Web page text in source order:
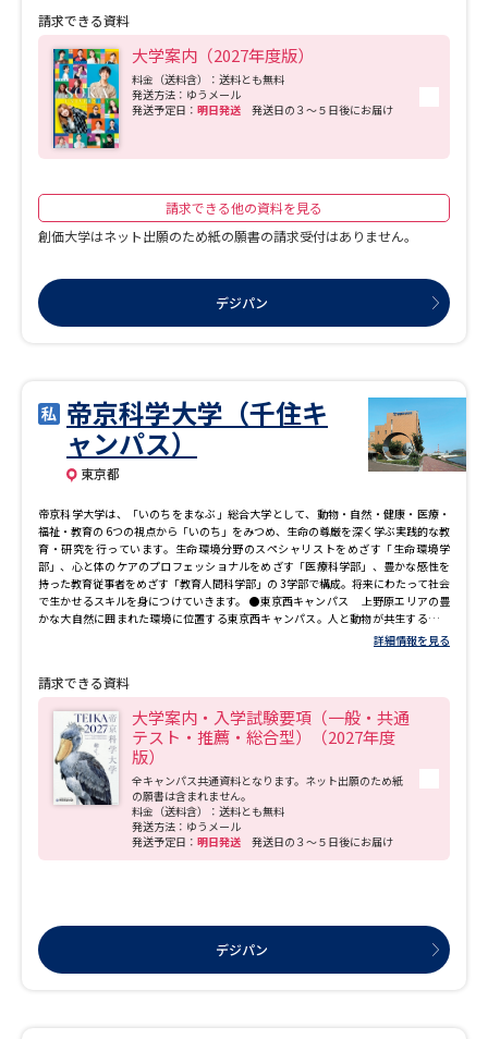
能性を広げてください。
請求できる資料
大学案内（2027年度版）
料金（送料含）：送料とも無料
発送方法：ゆうメール
発送予定日： 明日発送 発送日の３～５日後にお届け
請求できる他の資料を見る
創価大学はネット出願のため紙の願書の請求受付はありません。
デジパン
帝京科学大学（千住キ
ャンパス）
東京都
帝京科学大学は、「いのちをまなぶ」総合大学として、動物・自然・健康・医療・
福祉・教育の 6つの視点から「いのち」をみつめ、生命の尊厳を深く学ぶ実践的な教
育・研究を行っています。生命環境分野のスペシャリストをめざす「生命環境学
部」、心と体のケアのプロフェッショナルをめざす「医療科学部」、豊かな感性を
持った教育従事者をめざす「教育人間科学部」の 3学部で構成。将来にわたって社会
で生かせるスキルを身につけていきます。 ●東京西キャンパス 上野原エリアの豊
かな大自然に囲まれた環境に位置する東京西キャンパス。人と動物が共生するキャ
ンパスには、コンパニオンアニマルセンター、広々とした実験研究棟など、広大な
す。 ●千住キャンパス 鉄道5路線が乗り入れ、通学の利便性が高い北千住に位置
する千住キャンパス。隅田川のウォーターフロントに建つ、都心に近い明るく開放
的なキャンパスです。大学附属の動物病院（アニマルケアセンター）や接骨院な
ど、実践的な実習に対応した先進的な施設・設備が充実しています。2020年にはキ
ャンパスに隣接する保育園が開園。保育者をめざす幼児保育学科の実習をはじめ、
ボランティア活動など、子どもたちと触れ合い、子どもの理解を深められる機会が
多くあります。
詳細情報を見る
請求できる資料
大学案内・入学試験要項（一般・共通
テスト・推薦・総合型）（2027年度
版）
全キャンパス共通資料となります。ネット出願のため紙
の願書は含まれません。
料金（送料含）：送料とも無料
発送方法：ゆうメール
発送予定日： 明日発送 発送日の３～５日後にお届け
デジパン